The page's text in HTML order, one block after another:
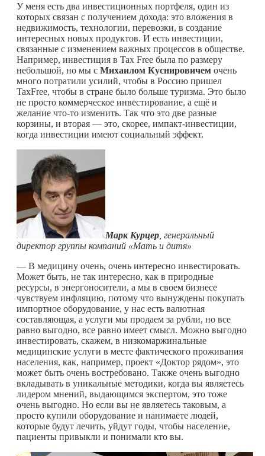
У меня есть два инвестиционных портфеля, один из
которых связан с получением дохода: это вложения в
недвижимость, технологии, перевозки, в создание
интересных новых продуктов. И есть инвестиции,
связанные с изменением важных процессов в обществе.
Например, инвестиция в Tax Free была по размеру
небольшой, но мы с Михаилом Куснировичем очень
много потратили усилий, чтобы в Россию пришел
TaxFree, чтобы в стране было больше туризма. Это было
не просто коммерческое инвестирование, а ещё и
желание что-то изменить. Так что это две разные
корзины, и вторая — это, скорее, импакт-инвестиции,
когда инвестиции имеют социальный эффект.
Марк Курцер , генеральный
директор группы компаний «Мать и дитя»
— В медицину очень, очень интересно инвестировать.
Может быть, не так интересно, как в природные
ресурсы, в энергоносители, а мы в своем бизнесе
чувствуем инфляцию, потому что вынуждены покупать
импортное оборудование, у нас есть валютная
составляющая, а услуги мы продаем за рубли, но все
равно выгодно, все равно имеет смысл. Можно выгодно
инвестировать, скажем, в низкомаржинальные
медицинские услуги в месте фактического проживания
населения, как, например, проект «Доктор рядом», это
может быть очень востребовано. Также очень выгодно
вкладывать в уникальные методики, когда вы являетесь
лидером мнений, выдающимся экспертом, это тоже
очень выгодно. Но если вы не являетесь таковым, а
просто купили оборудование и нанимаете людей,
которые будут лечить, уйдут годы, чтобы население,
пациенты привыкли и понимали кто вы.